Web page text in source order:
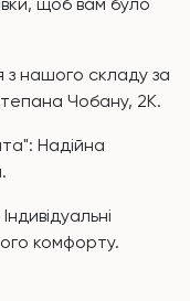
щоб вам було
з нашого складу за
Чобану, 2К.
Надійна
комфорту.